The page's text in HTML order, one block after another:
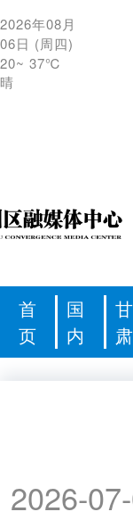
2026年08月
06日 (周四)
20~ 37℃
晴
首
页
国
内
甘
肃
2026-